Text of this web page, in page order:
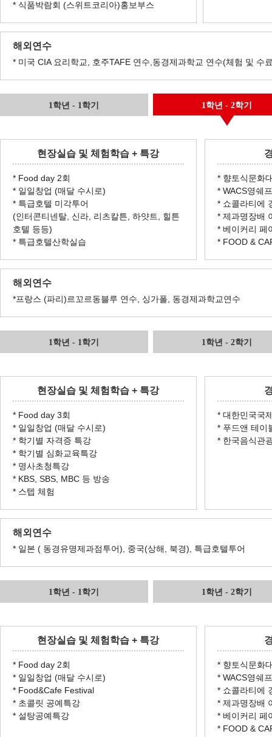
* 식품박람회 (스위트코리아)홍보부스
해외연수
* 미국 CIA 요리학교, 호주TAFE 연수,동경제과학교 연수(체험 및 수
1학년 - 1학기 1학년 - 2학기
현장실습 및 체험학습 + 특강
* Food day 2회
* 일일창업 (매달 수시로)
* 특급호텔 미각투어
(인터콘티넨탈, 신라, 리츠칼튼, 하얏트, 힐튼
호텔 등등)
* 특급호텔산학실습
* 향토식문화
* WACS영쉐
* 쇼콜라티에
* 제과명장배
* 베이커리 페
* FOOD &
해외연수
*프랑스 (파리)르꼬르동블루 연수, 싱가폴, 동경제과학교연수
1학년 - 1학기 1학년 - 2학기
현장실습 및 체험학습 + 특강
* Food day 3회
* 일일창업 (매달 수시로)
* 학기별 자격증 특강
* 학기별 심화교육특강
* 명사초청특강
* KBS, SBS, MBC 등 방송
* 스텝 체험
* 대한민국국
* 푸드앤 테이
* 한국음식관
해외연수
* 일본 ( 동경유명제과점투어), 중국(상해, 북경), 특급호텔투어
1학년 - 1학기 1학년 - 2학기
현장실습 및 체험학습 + 특강
* Food day 2회
* 일일창업 (매달 수시로)
* Food&Cafe Festival
* 초콜릿 공예특강
* 설탕공예특강
* 향토식문화
* WACS영쉐
* 쇼콜라티에
* 제과명장배
* 베이커리 페
* FOOD &